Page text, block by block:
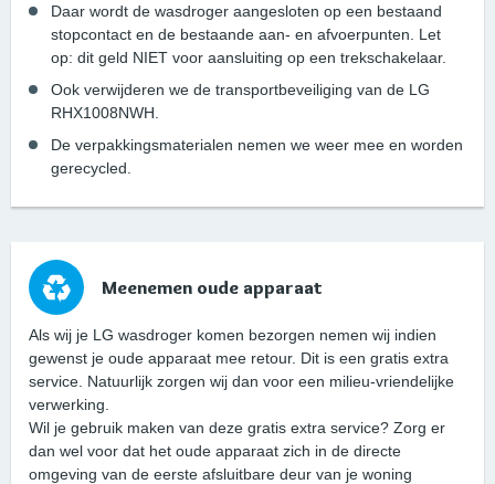
Daar wordt de wasdroger aangesloten op een bestaand
stopcontact en de bestaande aan- en afvoerpunten. Let
op: dit geld NIET voor aansluiting op een trekschakelaar.
Ook verwijderen we de transportbeveiliging van de LG
RHX1008NWH.
De verpakkingsmaterialen nemen we weer mee en worden
gerecycled.
Meenemen oude apparaat
Als wij je LG wasdroger komen bezorgen nemen wij indien
gewenst je oude apparaat mee retour. Dit is een gratis extra
service. Natuurlijk zorgen wij dan voor een milieu-vriendelijke
verwerking.
Wil je gebruik maken van deze gratis extra service? Zorg er
dan wel voor dat het oude apparaat zich in de directe
omgeving van de eerste afsluitbare deur van je woning